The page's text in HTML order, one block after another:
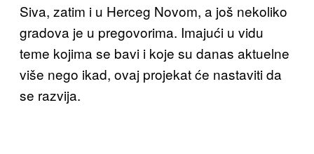
Siva, zatim i u Herceg Novom, a još nekoliko
gradova je u pregovorima. Imajući u vidu
teme kojima se bavi i koje su danas aktuelne
više nego ikad, ovaj projekat će nastaviti da
se razvija.